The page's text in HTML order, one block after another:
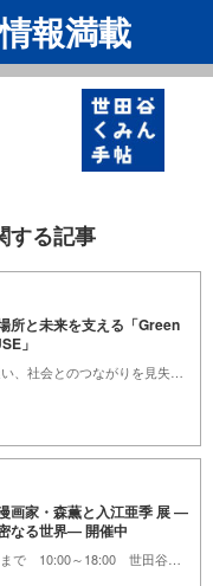
報満載
する記事
と未来を支える「Green
」
画家・森薫と入江亜季 展 ―
なる世界― 開催中